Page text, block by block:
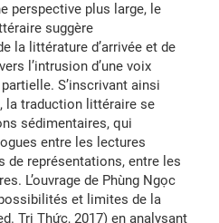
perspective plus large, le
suggère
la littérature d’arrivée et de
l’intrusion d’une voix
S’inscrivant ainsi
la traduction littéraire se
sédimentaires, qui
entre les lectures
de représentations, entre les
L’ouvrage de Phùng Ngọc
et limites de la
Tri Thức, 2017) en analysant